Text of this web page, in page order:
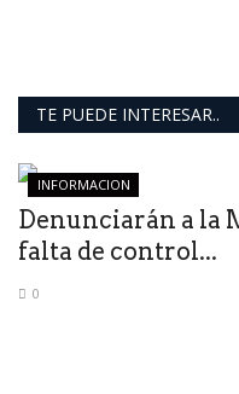
TE PUEDE INTERESAR..
INFORMACION
Denunciarán a la
falta de control...
0